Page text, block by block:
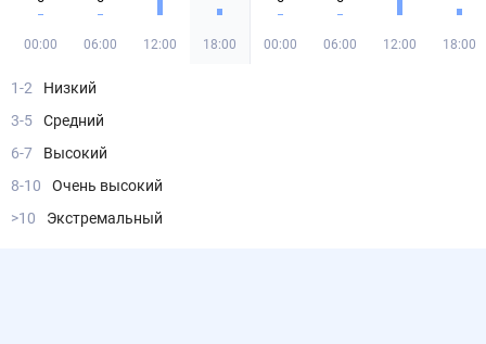
00:00 06:00 12:00 18:00 00:00 06:00 12:00 18:00
1-2
Низкий
3-5
Средний
6-7
Высокий
8-10
Очень высокий
>10
Экстремальный